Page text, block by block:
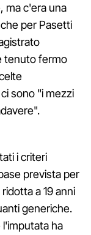
ma c'era una
per Pasetti
tenuto fermo
sono "i mezzi
i criteri
prevista per
a 19 anni
generiche.
ha